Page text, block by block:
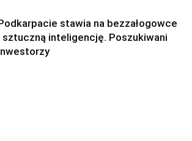
stawia na bezzałogowce
sztuczną inteligencję. Poszukiwani